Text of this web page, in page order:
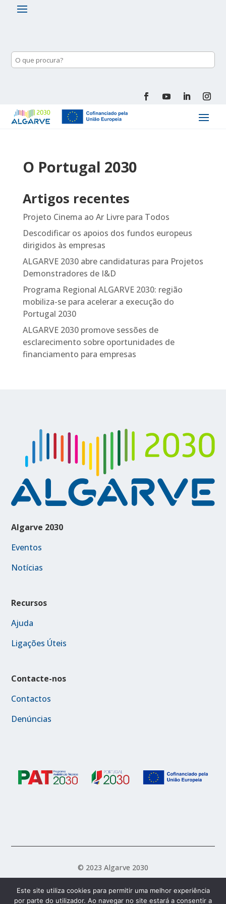
O Portugal 2030
Artigos recentes
Projeto Cinema ao Ar Livre para Todos
Descodificar os apoios dos fundos europeus
dirigidos às empresas
ALGARVE 2030 abre candidaturas para Projetos
Demonstradores de I&D
Programa Regional ALGARVE 2030: região
mobiliza-se para acelerar a execução do
Portugal 2030
ALGARVE 2030 promove sessões de
esclarecimento sobre oportunidades de
financiamento para empresas
Algarve 2030
Eventos
Notícias
Recursos
Ajuda
Ligações Úteis
Contacte-nos
Contactos
Denúncias
© 2023 Algarve 2030
Este site utiliza cookies para permitir uma melhor experiência
por parte do utilizador. Ao navegar no site estará a consentir a